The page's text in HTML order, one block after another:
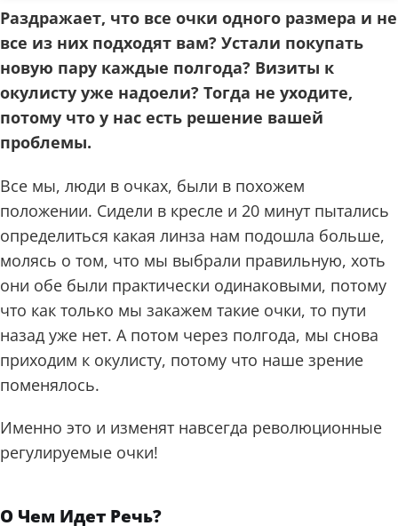
Раздражает, что все очки одного размера и не
все из них подходят вам? Устали покупать
новую пару каждые полгода? Визиты к
окулисту уже надоели? Тогда не уходите,
потому что у нас есть решение вашей
проблемы.
Все мы, люди в очках, были в похожем
положении. Сидели в кресле и 20 минут пытались
определиться какая линза нам подошла больше,
молясь о том, что мы выбрали правильную, хоть
они обе были практически одинаковыми, потому
что как только мы закажем такие очки, то пути
назад уже нет. А потом через полгода, мы снова
приходим к окулисту, потому что наше зрение
поменялось.
Именно это и изменят навсегда революционные
регулируемые очки!
О Чем Идет Речь?